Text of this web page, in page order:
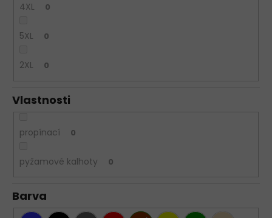
4XL 0
5XL 0
2XL 0
Vlastnosti
propínací 0
pyžamové kalhoty 0
Barva